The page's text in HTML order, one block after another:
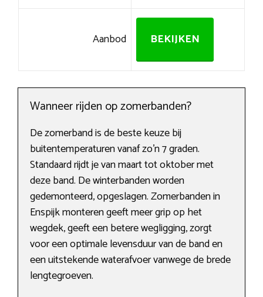
Aanbod BEKIJKEN
Wanneer rijden op zomerbanden?
De zomerband is de beste keuze bij
buitentemperaturen vanaf zo’n 7 graden.
Standaard rijdt je van maart tot oktober met
deze band. De winterbanden worden
gedemonteerd, opgeslagen. Zomerbanden in
Enspijk monteren geeft meer grip op het
wegdek, geeft een betere wegligging, zorgt
voor een optimale levensduur van de band en
een uitstekende waterafvoer vanwege de brede
lengtegroeven.